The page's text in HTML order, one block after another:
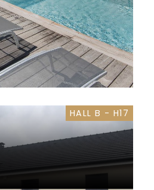
HALL B - H17